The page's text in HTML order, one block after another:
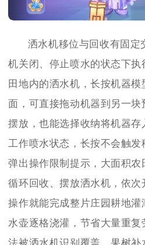
洒水机移位与回收有固定
机关闭、停止喷水的状态下
田地内的洒水机，长按机器
面，可直接拖动机器到另一
摆放，也能选择收纳将机器
工作喷水状态，长按不会触
弹出操作限制提示，大面积
循环回收、摆放洒水机，依
操作就能完成整片庄园耕地
水壶逐格浇灌，节省大量重